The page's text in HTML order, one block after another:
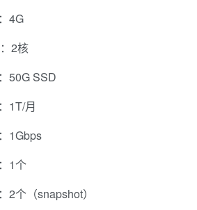
4G
2核
50G SSD
1T/月
1Gbps
1个
2个（snapshot）